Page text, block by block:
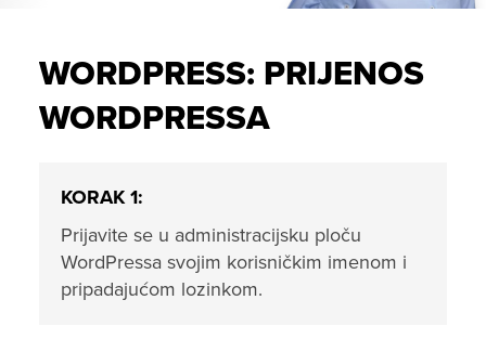
WORDPRESS: PRIJENOS
WORDPRESSA
KORAK 1:
Prijavite se u administracijsku ploču
WordPressa svojim korisničkim imenom i
pripadajućom lozinkom.